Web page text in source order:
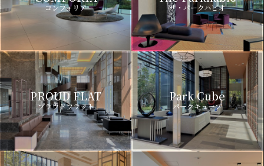
コンフォリア ザ・パークハビオ
PROUD FLAT
プラウドフラット
Park Cube
パークキューブ